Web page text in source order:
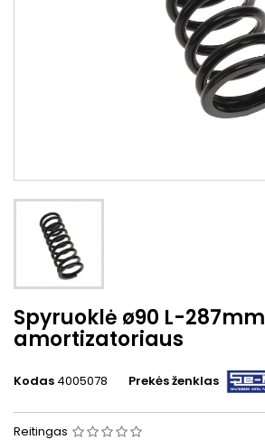
Spyruoklė ø90 L-287mm
amortizatoriaus
Kodas 4005078 Prekės ženklas
Reitingas